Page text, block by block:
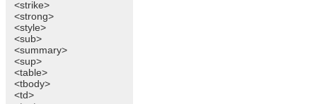
<strike>
<strong>
<style>
<sub>
<summary>
<sup>
<table>
<tbody>
<td>